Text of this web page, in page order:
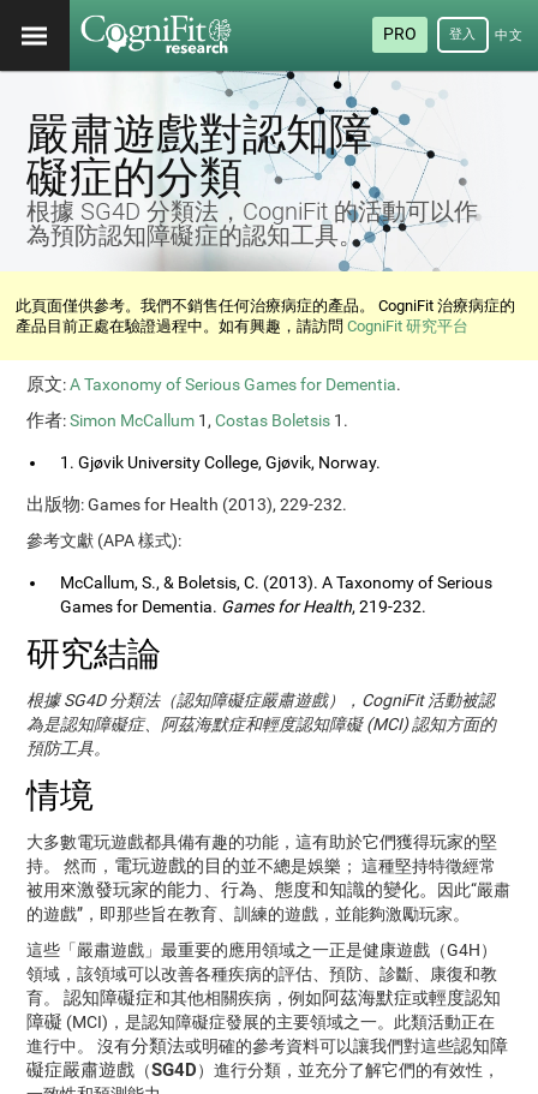
PRO 中文
(繁
登入
嚴肅遊戲對認知障
礙症的分類
根據 SG4D 分類法，CogniFit 的活動可以作
為預防認知障礙症的認知工具。
此頁面僅供參考。我們不銷售任何治療病症的產品。 CogniFit 治療病症的
產品目前正處在驗證過程中。如有興趣，請訪問CogniFit 研究平台
原文:A Taxonomy of Serious Games for Dementia.
作者:Simon McCallum 1,Costas Boletsis 1.
1. Gjøvik University College, Gjøvik, Norway.
出版物: Games for Health (2013), 229-232.
參考文獻 (APA 樣式):
McCallum, S., & Boletsis, C. (2013). A Taxonomy of Serious
Games for Dementia. Games for Health, 219-232.
研究結論
根據 SG4D 分類法（認知障礙症嚴肅遊戲），CogniFit 活動被認
為是認知障礙症、阿茲海默症和輕度認知障礙 (MCI) 認知方面的
預防工具。
情境
大多數電玩遊戲都具備有趣的功能，這有助於它們獲得玩家的堅
持。 然而， 電玩遊戲的目的並不總是娛樂； 這種堅持特徵經常
被用來激發玩家的能力、行為、態度和知識的變化。 因此“嚴肅
的遊戲”，即那些旨在教育、訓練的遊戲，並能夠激勵玩家。
這些「嚴肅遊戲」最重要的應用領域之一正是健康遊戲（G4H）
領域，該領域可以改善各種疾病的評估、預防、診斷、康復和教
育。認知障礙症和其他相關疾病，例如阿茲海默症或輕度認知
障礙 (MCI)，是認知障礙症發展的主要領域之一。此類活動正在
進行中。 沒有分類法或明確的參考資料可以讓我們對這些認知障
礙症嚴肅遊戲 （SG4D）進行分類，並充分了解它們的有效性，